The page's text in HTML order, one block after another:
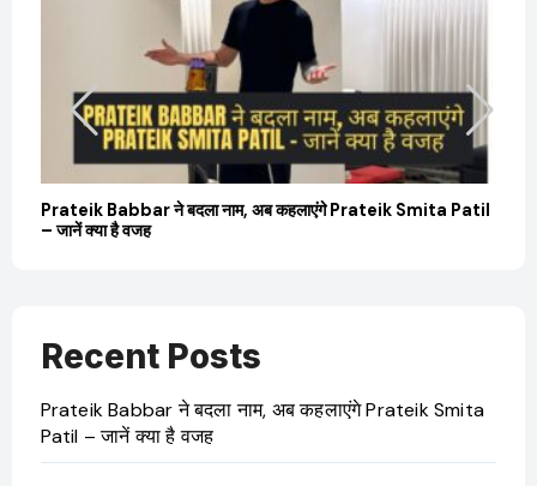
Prateik Babbar ने बदला नाम, अब कहलाएंगे Prateik Smita Patil
– जानें क्या है वजह
Recent Posts
Prateik Babbar ने बदला नाम, अब कहलाएंगे Prateik Smita
Patil – जानें क्या है वजह